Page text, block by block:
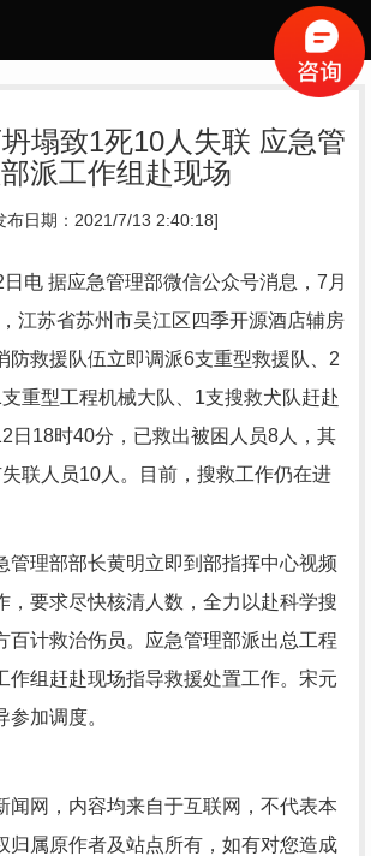
塌致1死10人失联 应急管
派工作组赴现场
布日期：2021/7/13 2:40:18]
据应急管理部微信公众号消息，7月
江苏省苏州市吴江区四季开源酒店辅房
防救援队伍立即调派6支重型救援队、2
重型工程机械大队、1支搜救犬队赶赴
日18时40分，已救出被困人员8人，其
联人员10人。目前，搜救工作仍在进
理部部长黄明立即到部指挥中心视频
，要求尽快核清人数，全力以赴科学搜
百计救治伤员。应急管理部派出总工程
作组赶赴现场指导救援处置工作。宋元
加调度。
闻网，内容均来自于互联网，不代表本
归属原作者及站点所有，如有对您造成